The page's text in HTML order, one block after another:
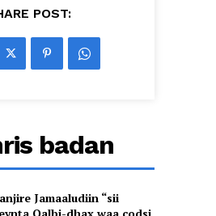
POST:
badan
Jamaaludiin “sii